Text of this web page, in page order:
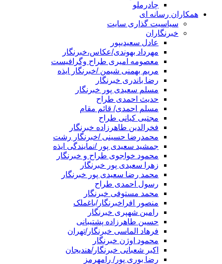
چادرملو
همکاران رسانه ای
سیاسیت گذاری سایت
خبرنگاران
عادل سعیدیپور
مهرداد بهوندی/عکاس،خبرنگار
معصومه امیری طراح وگرافیست
مریم بهمنی شیمن /خبرنگار ایذه
رضا باندری خبرنگار
مسلم سعیدی پور خبرنگار
حدیث احمدی طراح
مسلم احمدی/ قائم مقام
مجتبی کیانی طراح
فخرالدین طاهرزاده خبرنگار
محمدرضا حسینی /خبرنگار رشت
جمشید سعیدی پور /نمایندگی ایذه
محمود خواجوی طراح و خبرنگار
زهرا سعیدی پور خبرنگار
محمد رضا سعیدی پور خبرنگار
رسول احمدی طراح
محمد مستوفی خبرنگار
منصور افراخبرنگار/باغملک
رامین شهپری خبرنگار
حسین طاهرزاده پشتیبانی
فرهاد الماسی خبرنگار/تهران
محمود اوژن خبرنگار
اکبر شعبانی خبرنگار/هندیجان
رضا بوری پور/ رامهرمز